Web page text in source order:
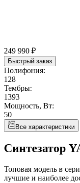
249 990 ₽
Быстрый заказ
Полифония:
128
Тембры:
1393
Мощность, Вт:
50
Все характеристики
Синтезатор
Топовая модель в
лучшие и наиболее